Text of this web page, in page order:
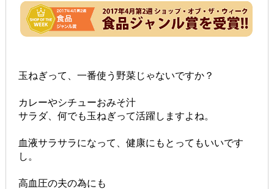
玉ねぎって、一番使う野菜じゃないですか？
カレーやシチューおみそ汁
サラダ、何でも玉ねぎって活躍しますよね。
血液サラサラになって、健康にもとってもいいです
し。
高血圧の夫の為にも